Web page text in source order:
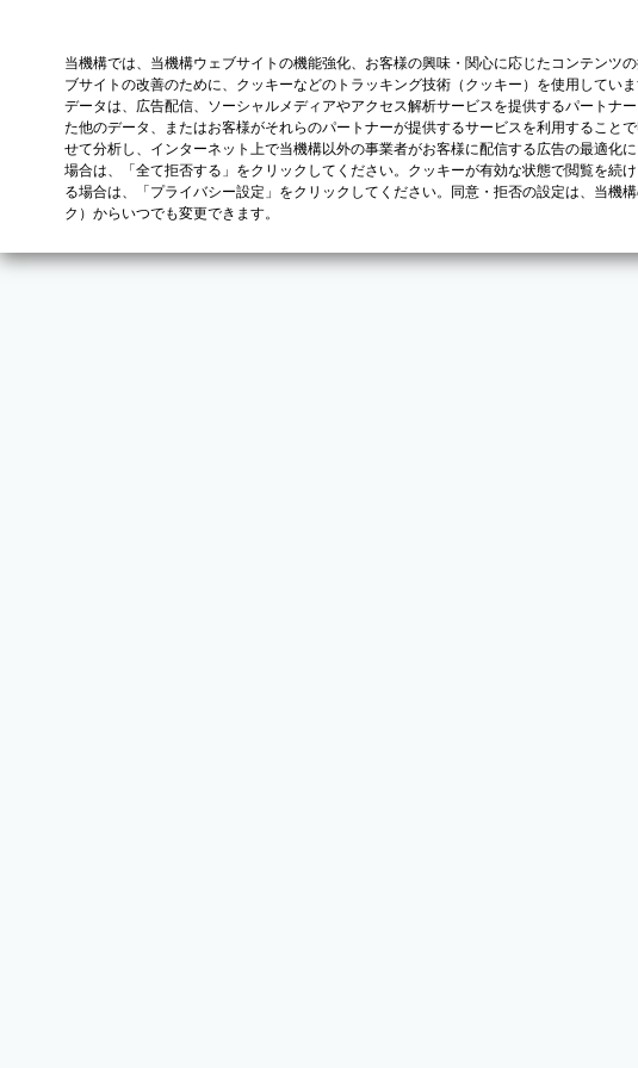
当機構では、当機構ウェブサイトの機能強化、お客様の興味・関心に応じたコンテン
ブサイトの改善のために、クッキーなどのトラッキング技術（クッキー）を使用して
データは、広告配信、ソーシャルメディアやアクセス解析サービスを提供するパートナ
た他のデータ、またはお客様がそれらのパートナーが提供するサービスを利用するこ
せて分析し、インターネット上で当機構以外の事業者がお客様に配信する広告の最適化
場合は、「全て拒否する」をクリックしてください。クッキーが有効な状態で閲覧を続
る場合は、「プライバシー設定」をクリックしてください。同意・拒否の設定は、当機
ク）からいつでも変更できます。